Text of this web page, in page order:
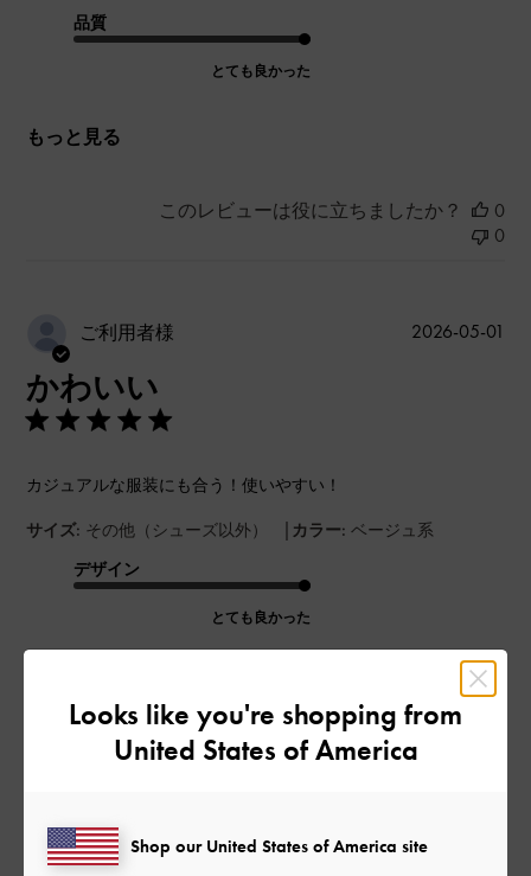
品質
とても良かった
もっと見る
このレビューは役に立ちましたか？
0
0
ご利用者様
かわいい
カジュアルな服装にも合う！使いやすい！
サイズ: その他（シューズ以外） | カラー: ベージュ系
デザイン
とても良かった
とても良かった
2026-05-01
このレビューは役に立ちましたか？
Looks like you're shopping from
United States of America
Shop our United States of America site